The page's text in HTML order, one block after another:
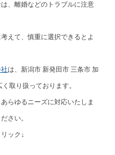
、離婚などのトラブルに注意
えて、慎重に選択できるとよ
は、新潟市 新発田市 三条市 加
取り扱っております。
らゆるニーズに対応いたしま
ださい。
ック↓